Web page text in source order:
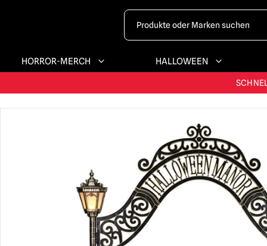
HORROR-MERCH HALLOWEENGRÖSSTES &
GRÖSSTES &